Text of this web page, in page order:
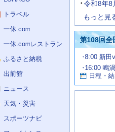
トラベル
一休.com
一休.comレストラン
ふるさと納税
出前館
ニュース
天気・災害
スポーツナビ
令和8年8
もっと見
第108回全
試
合
情
報
8:00 新田
16:00 鳴
日程・
お
す